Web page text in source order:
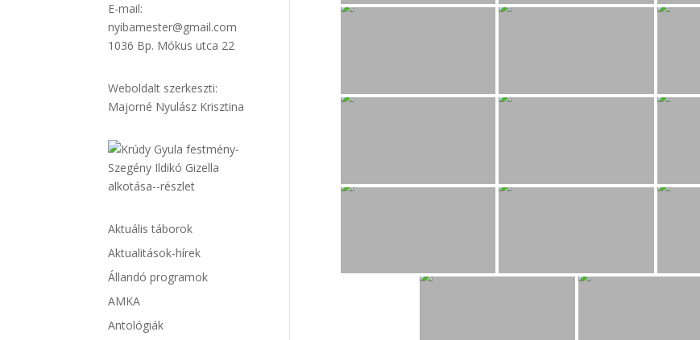
E-mail:
nyibamester@gmail.com
1036 Bp. Mókus utca 22
Weboldalt szerkeszti:
Majorné Nyulász Krisztina
Aktuális táborok
Aktualitások-hírek
Állandó programok
AMKA
Antológiák